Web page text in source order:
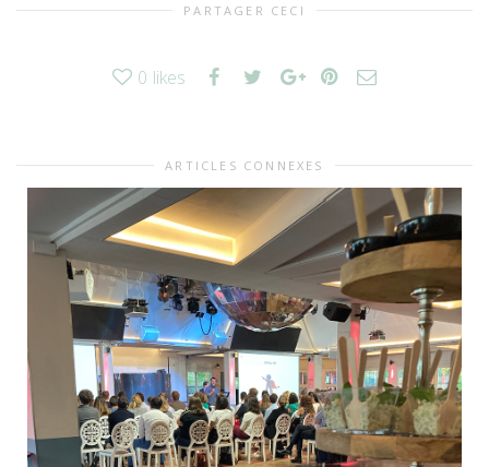
PARTAGER CECI
0 likes
ARTICLES CONNEXES